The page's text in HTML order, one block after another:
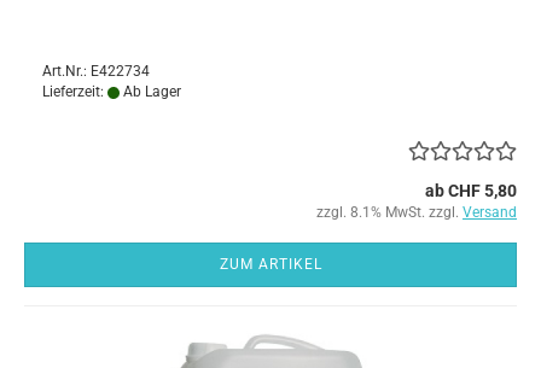
Art.Nr.: E422734
Lieferzeit:
Ab Lager
ab CHF 5,80
zzgl. 8.1% MwSt. zzgl. Versand
ZUM ARTIKEL